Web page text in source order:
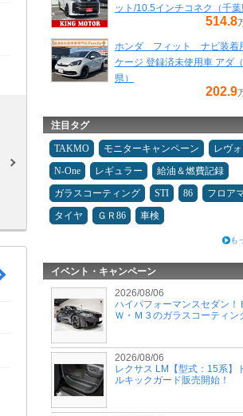
ット/10.5インチコネク（千葉
514.8
ホンダ フィット ナビ装着
ケージ 登録済未使用車 アダ
県）
202.9
注目タグ
TAKMO モニターキャンペーン
レヴ
N-One
レギュラー
給油＆燃費記録
ガラスコーティング
STI 86
フロア
タイヤ
ＧＲ86 車検
も
イベント・キャンペーン
2026/08/06
ハイパフォーマンスセダン！
Ｗ・Ｍ３のガラスコーティン
2026/08/06
レクサス LM【型式：15系】
ルキックガード販売開始！